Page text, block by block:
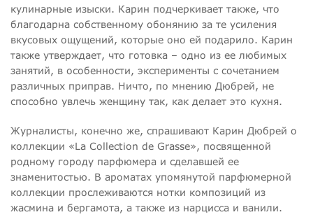
кулинарные изыски. Карин подчеркивает также, что
благодарна собственному обонянию за те усиления
вкусовых ощущений, которые оно ей подарило. Карин
также утверждает, что готовка – одно из ее любимых
занятий, в особенности, эксперименты с сочетанием
различных приправ. Ничто, по мнению Дюбрей, не
способно увлечь женщину так, как делает это кухня.
Журналисты, конечно же, спрашивают Карин Дюбрей о
коллекции «La Collection de Grasse», посвященной
родному городу парфюмера и сделавшей ее
знаменитостью. В ароматах упомянутой парфюмерной
коллекции прослеживаются нотки композиций из
жасмина и бергамота, а также из нарцисса и ванили.